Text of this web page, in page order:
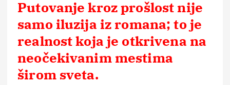
Putovanje kroz prošlost nije
samo iluzija iz romana; to je
realnost koja je otkrivena na
neočekivanim mestima
širom sveta.